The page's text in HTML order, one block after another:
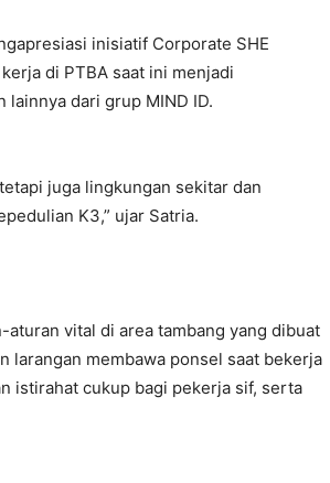
inisiatif Corporate SHE
di PTBA saat ini menjadi
dari grup MIND ID.
juga lingkungan sekitar dan
K3,” ujar Satria.
vital di area tambang yang dibuat
larangan membawa ponsel saat bekerja
istirahat cukup bagi pekerja sif, serta